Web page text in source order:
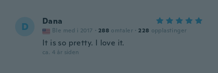
D Dana
Ble med i 2017 · 288 omtaler · 228 opplastinger
It is so pretty. I love it.
ca. 4 år siden